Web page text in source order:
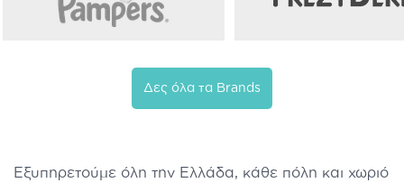
Δες όλα τα Brands
Εξυπηρετούμε όλη την Ελλάδα, κάθε πόλη και χωριό